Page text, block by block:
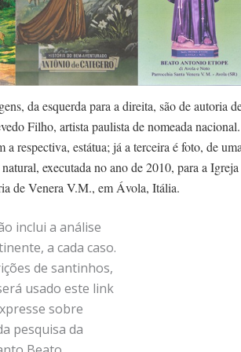
da esquerda para a direita, são de autoria
Filho, artista paulista de nomeada nacional.
a respectiva, estátua; já a terceira é foto, de
executada no ano de 2010, para a Igreja
de Venera V.M., em Ávola, Itália.
inclui a análise
a cada caso.
de santinhos,
usado este link
sobre
pesquisa da